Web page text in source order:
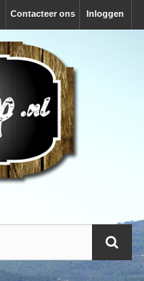
Inloggen
Contacteer ons